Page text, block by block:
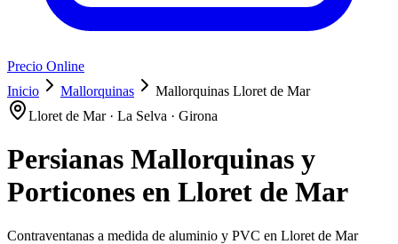
Precio Online
Inicio
Mallorquinas
Mallorquinas Lloret de Mar
Lloret de Mar · La Selva · Girona
Persianas Mallorquinas y
Porticones en Lloret de Mar
Contraventanas a medida de aluminio y PVC en Lloret de Mar